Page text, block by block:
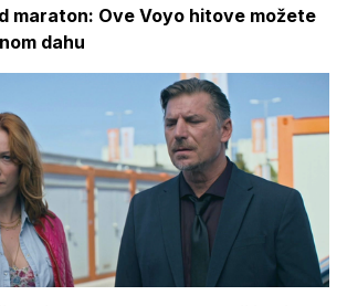
maraton: Ove Voyo hitove možete
dahu